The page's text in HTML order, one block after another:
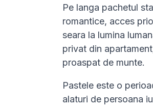
Pe langa pachetul
romantice, acces
seara la lumina
privat din
proaspat de munte.
Pastele este o
alaturi de persoana